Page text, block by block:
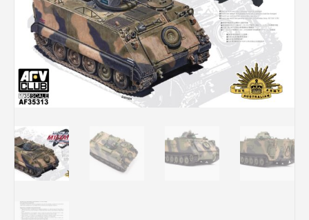
Mon panier 0
€
Connexion / Inscription
Véhicules
Avions
Bateaux
Figurines
Peintures
Accessoires
Carte cadeau